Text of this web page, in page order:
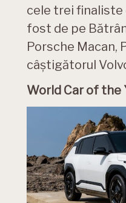
cele trei finaliste
fost de pe
Porsche Macan,
câștigătorul
World Car of the